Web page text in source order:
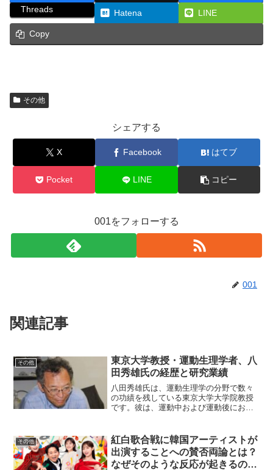
Threads
Hatena LINE
Copy
その他
シェアする
X Facebook はてブ
Pocket LINE コピー
001をフォローする
001
関連記事
その他
東京大学教授・運動生理学者、八
田秀雄氏の経歴と研究業績
八田秀雄氏は、運動生理学の分野で数々
の功績を残している東京大学大学院教授
です。彼は、運動中および運動後におけ
ニズム解明に注力しています。本記事で
は、八田氏の詳細な経歴や...
その他
紅白歌合戦に韓国アーティストが
出演することへの賛否両論とは？
なぜそのような反応が起きるの